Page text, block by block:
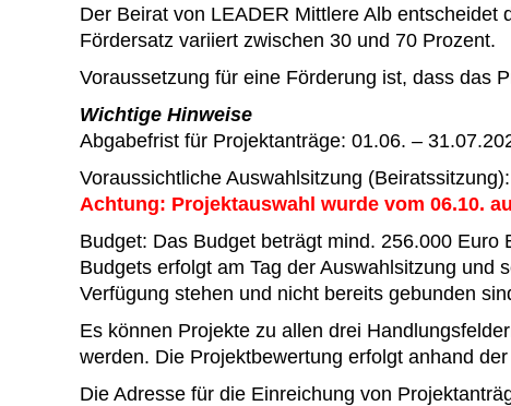
Der Beirat von LEADER Mittlere Alb
Fördersatz variiert zwischen 30 und 70 Prozent.
Voraussetzung für eine Förderung ist, dass das
Wichtige Hinweise
Abgabefrist für Projektanträge: 01.06. –
Voraussichtliche Auswahlsitzung
Achtung: Projektauswahl wurde vom 06.10.
Budget: Das Budget beträgt mind. 256.000
Budgets erfolgt am Tag der Auswahlsitzung und
Verfügung stehen und nicht bereits gebunden
Es können Projekte zu allen drei
werden. Die Projektbewertung erfolgt anhand der
Die Adresse für die Einreichung von